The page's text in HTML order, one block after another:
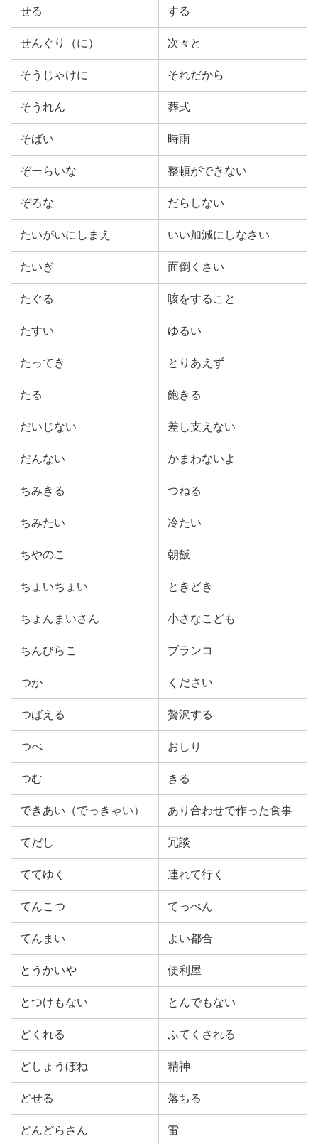
せる する
せんぐり（に） 次々と
そうじゃけに それだから
そうれん 葬式
そばい 時雨
ぞーらいな 整頓ができない
ぞろな だらしない
たいがいにしまえ いい加減にしなさい
たいぎ 面倒くさい
たぐる 咳をすること
たすい ゆるい
たってき とりあえず
たる 飽きる
だいじない 差し支えない
だんない かまわないよ
ちみきる つねる
ちみたい 冷たい
ちやのこ 朝飯
ちょいちょい ときどき
ちょんまいさん 小さなこども
ちんびらこ ブランコ
つか ください
つばえる 贅沢する
つべ おしり
つむ きる
できあい（でっきゃい） あり合わせで作った食事
てだし 冗談
ててゆく 連れて行く
てんこつ てっぺん
てんまい よい都合
とうかいや 便利屋
とつけもない とんでもない
どくれる ふてくされる
どしょうぼね 精神
どせる 落ちる
どんどらさん 雷